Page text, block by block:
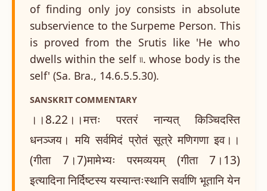
of finding only joy consists in absolute
subservience to the Surpeme Person. This
is proved from the Srutis like 'He who
dwells within the self ৷৷. whose body is the
self' (Sa. Bra., 14.6.5.5.30).
SANSKRIT COMMENTARY
।।8.22।।मत्तः परतरं नान्यत् किञ्चिदस्ति
धनञ्जय। मयि सर्वमिदं प्रोतं सूत्रे मणिगणा इव।।
(गीता 7।7)मामेभ्यः परमव्ययम् (गीता 7।13)
इत्यादिना निर्दिष्टस्य यस्यान्तःस्थानि सर्वाणि भूतानि येन